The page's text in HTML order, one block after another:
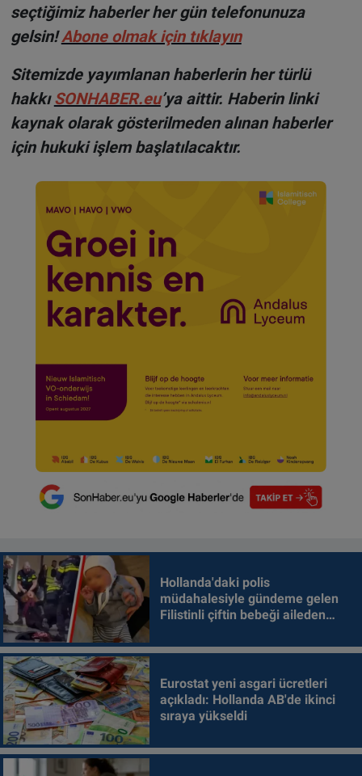
seçtiğimiz haberler her gün telefonunuza
gelsin!Abone olmak için tıklayın
Sitemizde yayımlanan haberlerin her türlü
hakkıSONHABER.eu’ya aittir. Haberin linki
kaynak olarak gösterilmeden alınan haberler
için hukuki işlem başlatılacaktır.
Hollanda'daki polis
müdahalesiyle gündeme gelen
Filistinli çiftin bebeği aileden
Eurostat yeni asgari ücretleri
açıkladı: Hollanda AB'de ikinci
sıraya yükseldi